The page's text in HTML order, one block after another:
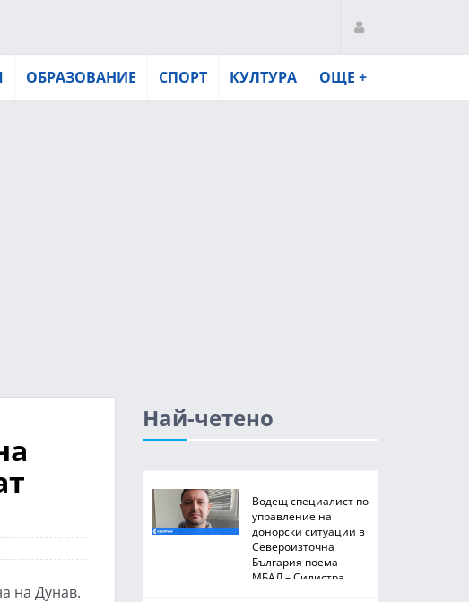
ОБРАЗОВАНИЕ СПОРТ КУЛТУРА ОЩЕ +
на Дунав.
Най-четено
Водещ специалист по
управление на
донорски ситуации в
Североизточна
България поема
МБАЛ – Силистра